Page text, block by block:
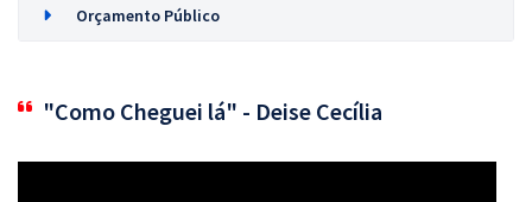
Orçamento Público
"Como Cheguei lá" - Deise Cecília